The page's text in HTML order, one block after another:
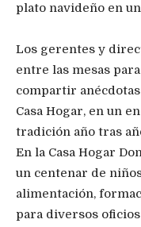
plato navideño en
Los gerentes y
entre las mesas
compartir
Casa Hogar, en un
tradición año tras
En la Casa Hogar
un centenar de
alimentación,
para diversos